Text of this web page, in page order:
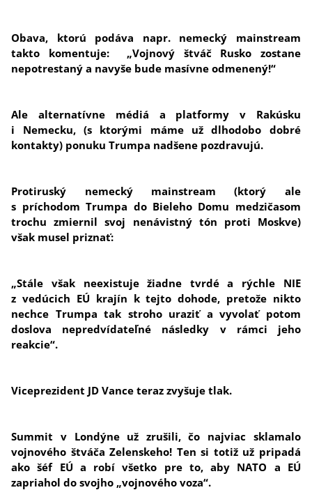
Obava, ktorú podáva napr. nemecký mainstream
takto komentuje: „Vojnový štváč Rusko zostane
nepotrestaný a navyše bude masívne odmenený!“
Ale alternatívne médiá a platformy v Rakúsku
i Nemecku, (s ktorými máme už dlhodobo dobré
kontakty) ponuku Trumpa nadšene pozdravujú.
Protiruský nemecký mainstream (ktorý ale
s príchodom Trumpa do Bieleho Domu medzičasom
trochu zmiernil svoj nenávistný tón proti Moskve)
však musel priznať:
„Stále však neexistuje žiadne tvrdé a rýchle NIE
z vedúcich EÚ krajín k tejto dohode, pretože nikto
nechce Trumpa tak stroho uraziť a vyvolať potom
doslova nepredvídateľné následky v rámci jeho
reakcie“.
Viceprezident JD Vance teraz zvyšuje tlak.
Summit v Londýne už zrušili, čo najviac sklamalo
vojnového štváča Zelenskeho! Ten si totiž už pripadá
ako šéf EÚ a robí všetko pre to, aby NATO a EÚ
zapriahol do svojho „vojnového voza“.